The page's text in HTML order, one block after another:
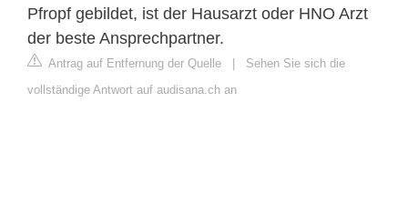
Pfropf gebildet, ist der Hausarzt oder HNO Arzt
der beste Ansprechpartner.
Antrag auf Entfernung der Quelle
Sehen Sie sich die
vollständige Antwort auf audisana.ch an